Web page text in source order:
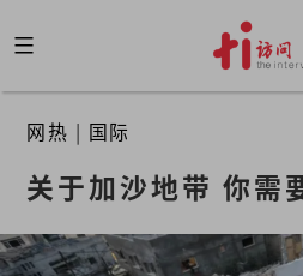
to
content
网热 | 国际
关于加沙地带 你需